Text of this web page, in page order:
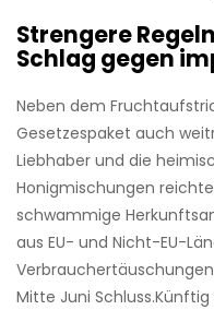
Strengere
Schlag gegen
Neben dem
Gesetzespaket auch
Liebhaber und die
Honigmischungen
schwammige
aus EU- und Nicht-EU-
Mitte Juni